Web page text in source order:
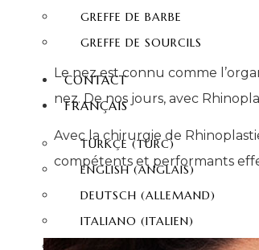
GREFFE DE BARBE
GREFFE DE SOURCILS
CONTACT
FRANÇAIS
TÜRKÇE(TURC)
ENGLISH(ANGLAIS)
DEUTSCH (ALLEMAND)
ITALIANO (ITALIEN)
ESPAGNOL)
Le nez est connu comme
nez. De nos jours, avec
Avec la chirurgie de
compétents et performants